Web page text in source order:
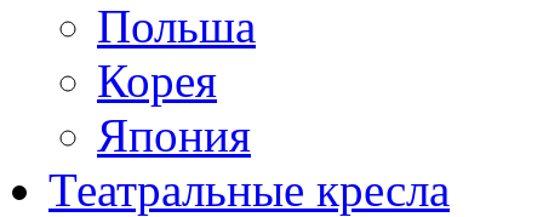
Польша
Корея
Япония
Театральные кресла